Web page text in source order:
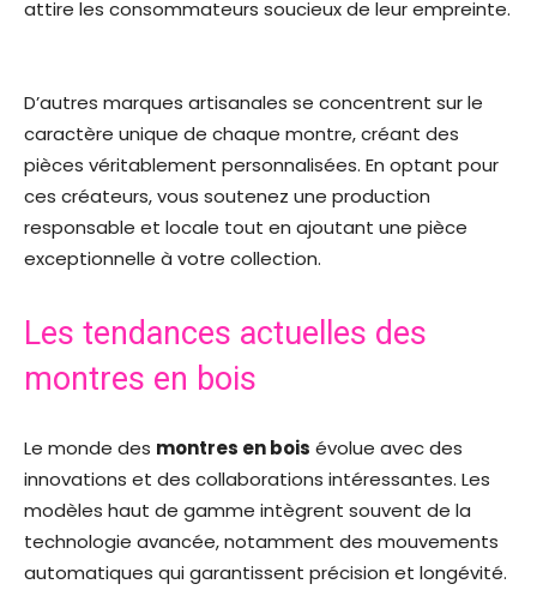
attire les consommateurs soucieux de leur empreinte.
D’autres marques artisanales se concentrent sur le
caractère unique de chaque montre, créant des
pièces véritablement personnalisées. En optant pour
ces créateurs, vous soutenez une production
responsable et locale tout en ajoutant une pièce
exceptionnelle à votre collection.
Les tendances actuelles des
montres en bois
Le monde des montres en bois évolue avec des
innovations et des collaborations intéressantes. Les
modèles haut de gamme intègrent souvent de la
technologie avancée, notamment des mouvements
automatiques qui garantissent précision et longévité.